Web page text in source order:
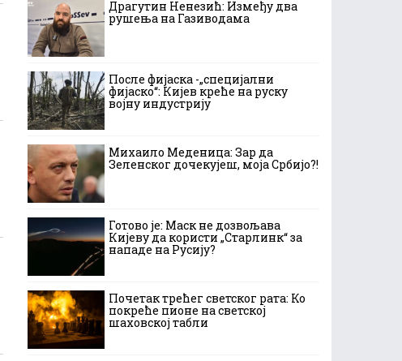
Драгутин Ненезић: Између два
рушења на Газиводама
После фијаска -„специјални
фијаско“: Кијев креће на руску
војну индустрију
Михаило Меденица: Зар да
Зеленског дочекујеш, моја Србијо?!
Готово је: Маск не дозвољава
Кијеву да користи „Старлинк“ за
нападе на Русију?
Почетак трећег светског рата: Ко
покреће пионе на светској
шаховској табли